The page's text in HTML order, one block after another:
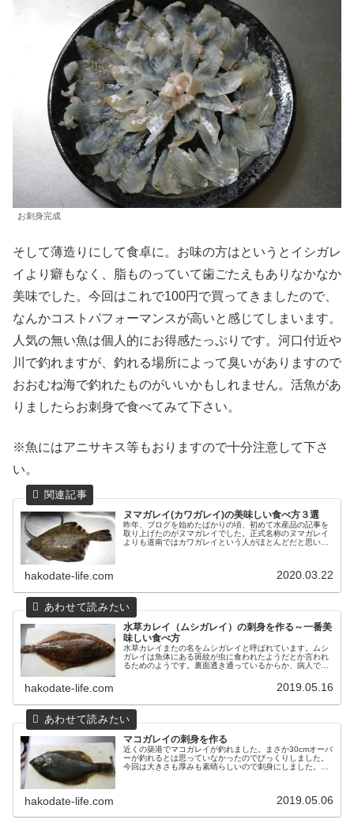
お刺身完成
そして薄造りにして食卓に。お味の方はというとイシガレ
イより癖もなく、脂ものっていて歯ごたえもありなかなか
美味でした。今回はこれで100円で買ってきましたので、
なんかコストパフォーマンスが高いと感じてしまいます。
人気の無い魚は個人的にお得感たっぷりです。河口付近や
川で釣れますが、釣れる場所によって臭いがありますので
おおむね海で釣れたものがいいかもしれません。活魚があ
りましたらお刺身で食べてみて下さい。
※魚にはアニサキス等もおりますので十分注意して下さ
い。
ヌマガレイ(カワガレイ)の美味しい食べ方３選
昨年、ブログを始めたばかりの頃、初めて水産品の記事を
取り上げたのがヌマガレイでした。正式名称のヌマガレイ
よりも道南ではカワガレイという人がほとんどだと思いま
hakodate-life.com 2020.03.22
水草カレイ（ムシガレイ）の刺身を作る～一番美
味しい食べ方
水草カレイまたの名をムシガレイと呼ばれています。ムシ
ガレイは魚体にある斑紋が虫に食われたようだとか言われ
るためのようです。裏面透き通っているからか、病人でも
hakodate-life.com 2019.05.16
マコガレイの刺身を作る
近くの築港でマコガレイが釣れました。まさか30cmオーバ
ーが釣れるとは思っていなかったのでびっくりしました。
今回は大きさも厚みも素晴らしいので刺身にしました。ま
hakodate-life.com 2019.05.06